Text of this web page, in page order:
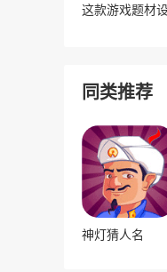
这款游戏题材
同类推荐
神灯猜人名